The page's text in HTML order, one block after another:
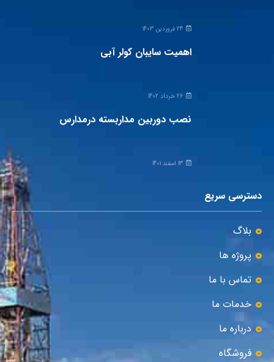
24 فروردین 1403
اهمیت سایبان کولر آبی
26 خرداد 1402
نصب دوربین مداربسته درمدارس
13 اسفند 1401
دسترسی سریع
بلاگ
پروژه ها
تماس با ما
خدمات ما
درباره ما
فروشگاه